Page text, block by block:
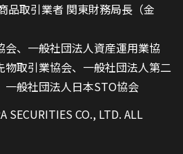
品取引業者 関東財務局長（金
、一般社団法人資産運用業協
物取引業協会、一般社団法人第二
般社団法人日本STO協会
SECURITIES CO., LTD. ALL